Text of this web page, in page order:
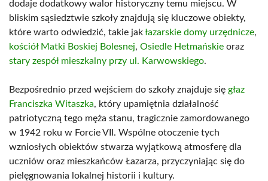
dodaje dodatkowy walor historyczny temu miejscu. W
bliskim sąsiedztwie szkoły znajdują się kluczowe obiekty,
które warto odwiedzić, takie jakłazarskie domy urzędnicze,
kościół Matki Boskiej Bolesnej, Osiedle Hetmańskie oraz
stary zespół mieszkalny przy ul. Karwowskiego.
Bezpośrednio przed wejściem do szkoły znajduje się głaz
Franciszka Witaszka, który upamiętnia działalność
patriotyczną tego męża stanu, tragicznie zamordowanego
w 1942 roku w Forcie VII. Wspólne otoczenie tych
wzniosłych obiektów stwarza wyjątkową atmosferę dla
uczniów oraz mieszkańców Łazarza, przyczyniając się do
pielęgnowania lokalnej historii i kultury.